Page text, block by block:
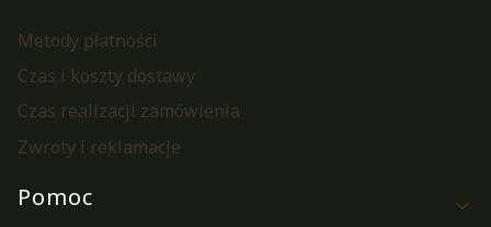
Metody płatności
Czas i koszty dostawy
Czas realizacji zamówienia
Zwroty i reklamacje
Pomoc